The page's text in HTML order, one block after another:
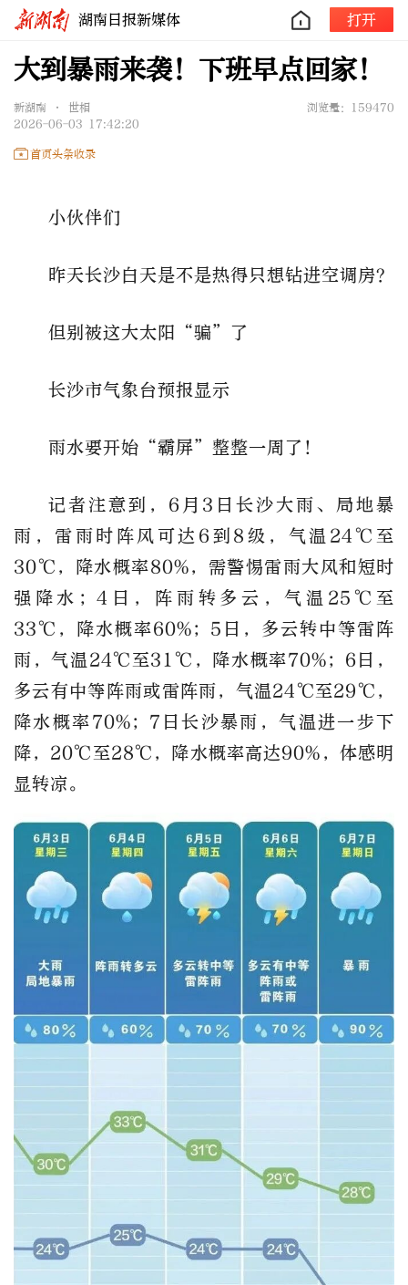
湖南日报新媒体 打开
大到暴雨来袭！下班早点回家！
新湖南 • 世相
浏览量：159470
2026-06-03 17:42:20
首页头条收录
小伙伴们
昨天长沙白天是不是热得只想钻进空调房？
但别被这大太阳“骗”了
长沙市气象台预报显示
雨水要开始“霸屏”整整一周了！
记者注意到，6月3日长沙大雨、局地暴
雨，雷雨时阵风可达6到8级，气温24℃至
30℃，降水概率80%，需警惕雷雨大风和短时
强降水；4日，阵雨转多云，气温25℃至
33℃，降水概率60%；5日，多云转中等雷阵
雨，气温24℃至31℃，降水概率70%；6日，
多云有中等阵雨或雷阵雨，气温24℃至29℃，
降水概率70%； 7日长沙暴雨，气温进一步下
降，20℃至28℃，降水概率高达90%，体感明
显转凉。